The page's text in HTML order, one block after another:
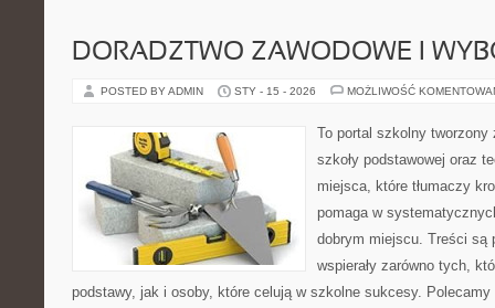
DORADZTWO ZAWODOWE I
POSTED BY ADMIN STY - 15 - 2026 MOŻLIWOŚĆ
To portal szkolny tworzony
szkoły podstawowej oraz
miejsca, które tłumaczy
pomaga w
dobrym miejscu. Treści są
wspierały zarówno tych,
podstawy, jak i osoby, które celują w szkolne sukcesy.